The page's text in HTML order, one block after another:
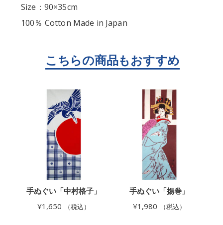
Size：90×35cm
100％ Cotton Made in Japan
手ぬぐい「中村格子」
¥1,650 （税込）
手ぬぐい「揚巻」
¥1,980 （税込）